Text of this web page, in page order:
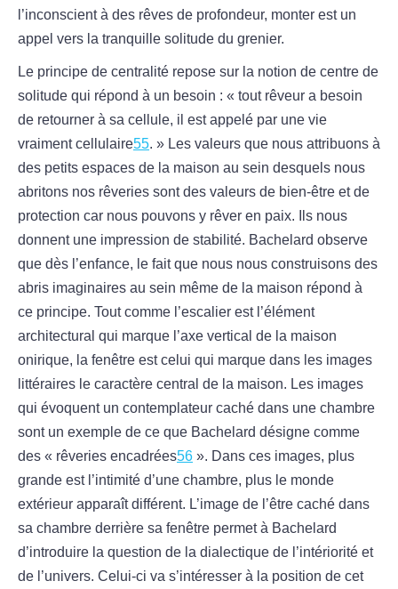
l’inconscient à des rêves de profondeur, monter est un
appel vers la tranquille solitude du grenier.
Le principe de centralité repose sur la notion de centre de
solitude qui répond à un besoin : « tout rêveur a besoin
de retourner à sa cellule, il est appelé par une vie
vraiment cellulaire55. » Les valeurs que nous attribuons à
des petits espaces de la maison au sein desquels nous
abritons nos rêveries sont des valeurs de bien-être et de
protection car nous pouvons y rêver en paix. Ils nous
donnent une impression de stabilité. Bachelard observe
que dès l’enfance, le fait que nous nous construisons des
abris imaginaires au sein même de la maison répond à
ce principe. Tout comme l’escalier est l’élément
architectural qui marque l’axe vertical de la maison
onirique, la fenêtre est celui qui marque dans les images
littéraires le caractère central de la maison. Les images
qui évoquent un contemplateur caché dans une chambre
sont un exemple de ce que Bachelard désigne comme
des « rêveries encadrées56 ». Dans ces images, plus
grande est l’intimité d’une chambre, plus le monde
extérieur apparaît différent. L’image de l’être caché dans
sa chambre derrière sa fenêtre permet à Bachelard
d’introduire la question de la dialectique de l’intériorité et
de l’univers. Celui-ci va s’intéresser à la position de cet